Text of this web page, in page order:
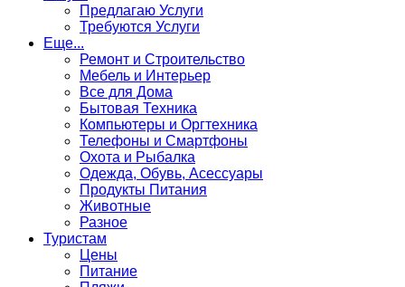
Предлагаю Услуги
Требуются Услуги
Еще...
Ремонт и Строительство
Мебель и Интерьер
Все для Дома
Бытовая Техника
Компьютеры и Оргтехника
Телефоны и Смартфоны
Охота и Рыбалка
Одежда, Обувь, Асессуары
Продукты Питания
Животные
Разное
Туристам
Цены
Питание